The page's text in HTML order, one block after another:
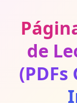
de